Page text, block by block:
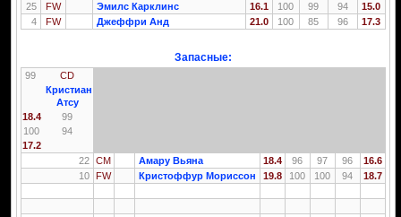
25
FW Эмилс Карклинс 16.1 100 99 94
15.0
4
FW Джеффри Анд 21.0 100 85 96 17.3
Запасные:
99
CD
Кристиан
Атсу
18.4
99
100
94
17.2
22
CM Амару Вьяна 18.4 96 97 96
16.6
10
FW Кристоффур Мориссон 19.8 100 100 94 18.7